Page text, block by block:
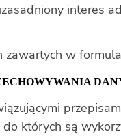
interes
zawartych w
do których są